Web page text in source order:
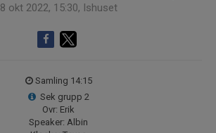
8 okt 2022, 15:30, Ishuset
Samling 14:15
Sek grupp 2
Ovr: Erik
Speaker: Albin